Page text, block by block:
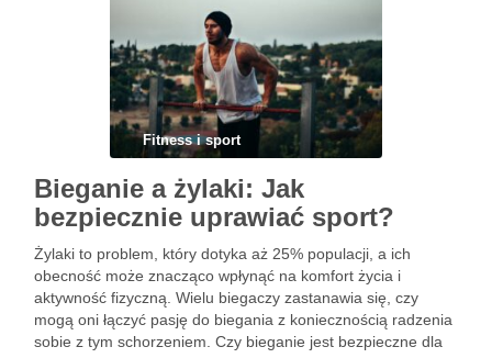
Fitness i sport
Bieganie a żylaki: Jak
bezpiecznie uprawiać sport?
Żylaki to problem, który dotyka aż 25% populacji, a ich
obecność może znacząco wpłynąć na komfort życia i
aktywność fizyczną. Wielu biegaczy zastanawia się, czy
mogą oni łączyć pasję do biegania z koniecznością radzenia
sobie z tym schorzeniem. Czy bieganie jest bezpieczne dla